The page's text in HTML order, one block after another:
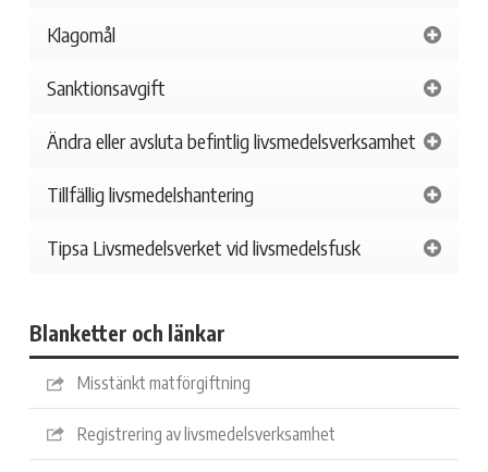
Klagomål
Sanktionsavgift
Ändra eller avsluta befintlig livsmedelsverksamhet
Tillfällig livsmedelshantering
Tipsa Livsmedelsverket vid livsmedelsfusk
Blanketter och länkar
Misstänkt matförgiftning
Registrering av livsmedelsverksamhet